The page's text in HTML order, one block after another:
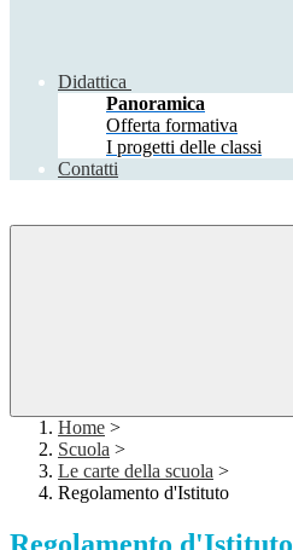
Didattica
Panoramica
Offerta formativa
I progetti delle classi
Contatti
Home >
Scuola >
Le carte della scuola >
Regolamento d'Istituto